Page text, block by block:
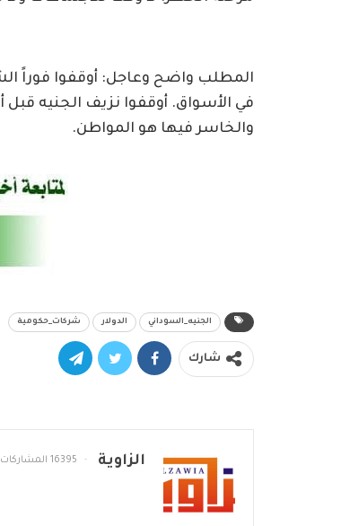
المطلب واضح وعاجل: أوقفوا فوراً
في الأسواق. أوقفوا نزيف الجنيه
والخاسر فيها هو المواطن.
الجنيه_السوداني الدولار شركات_حكومية
شارك
الزاوية 16395 المشاركات